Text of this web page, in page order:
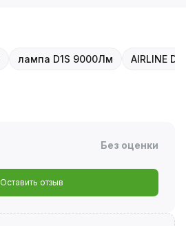
лампа D1S 9000Лм AIRLINE
Без оценки
Оставить отзыв